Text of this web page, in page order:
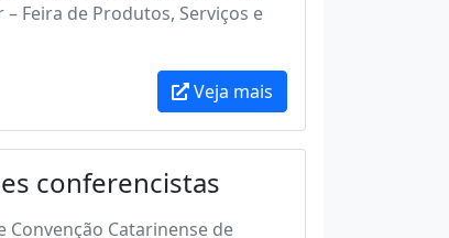
Feira de Produtos, Serviços e
Veja mais
conferencistas
Convenção Catarinense de